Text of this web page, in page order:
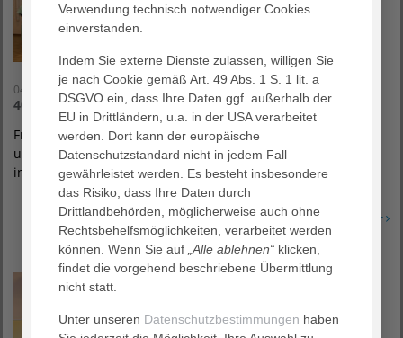
04. Dezember 2019
40 Jahre Grüne Damen und Herren
Frankfurt am Main, 4. Dezember 2019 – Die Grünen Damen
und Herren am AGAPLESION MARKUS KRANKENHAUS haben
in diesem Jahr allen Grund zur Freude:…
Erfahren Sie mehr
Verwendung technisch notwendiger Cookies
einverstanden.
Indem Sie externe Dienste zulassen, willigen Sie
je nach Cookie gemäß Art. 49 Abs. 1 S. 1 lit. a
DSGVO ein, dass Ihre Daten ggf. außerhalb der
EU in Drittländern, u.a. in der USA verarbeitet
werden. Dort kann der europäische
Datenschutzstandard nicht in jedem Fall
gewährleistet werden. Es besteht insbesondere
das Risiko, dass Ihre Daten durch
Drittlandbehörden, möglicherweise auch ohne
Rechtsbehelfsmöglichkeiten, verarbeitet werden
können. Wenn Sie auf „Alle ablehnen“ klicken,
findet die vorgehend beschriebene Übermittlung
nicht statt.
Unter unseren Datenschutzbestimmungen haben